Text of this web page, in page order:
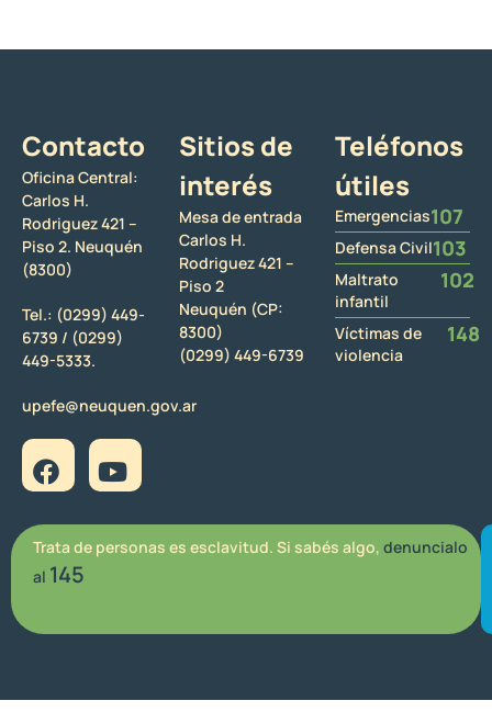
Contacto
Oficina Central:
Carlos H.
Rodriguez 421 –
Piso 2. Neuquén
(8300)
Tel.: (0299) 449-
6739 / (0299)
449-5333.
upefe@neuquen.gov.ar
Sitios de
interés
Mesa de entrada
Carlos H.
Rodriguez 421 –
Piso 2
Neuquén (CP:
8300)
(0299) 449-6739
Teléfonos
útiles
Emergencias107
Defensa Civil103
Maltrato
infantil
102
Víctimas de
violencia
148
Trata de personas es esclavitud. Si sabés algo, denuncialo
al 145